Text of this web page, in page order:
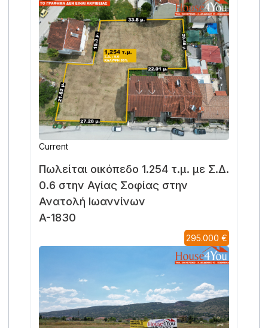
Current
Πωλείται οικόπεδο 1.254 τ.μ. με Σ.Δ.
0.6 στην Αγίας Σοφίας στην
Ανατολή Ιωαννίνων
A-1830
295.000 €